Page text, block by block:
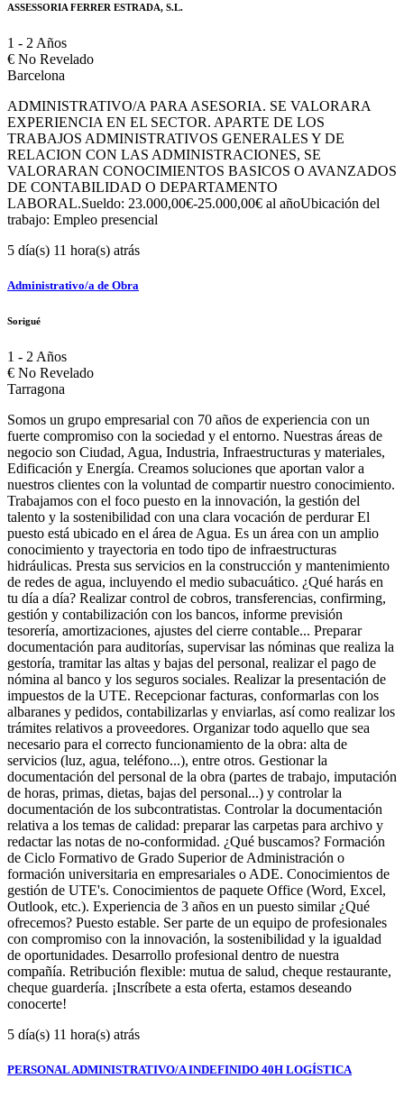
ASSESSORIA FERRER ESTRADA, S.L.
1 - 2 Años
€ No Revelado
Barcelona
ADMINISTRATIVO/A PARA ASESORIA. SE VALORARA
EXPERIENCIA EN EL SECTOR. APARTE DE LOS
TRABAJOS ADMINISTRATIVOS GENERALES Y DE
RELACION CON LAS ADMINISTRACIONES, SE
VALORARAN CONOCIMIENTOS BASICOS O AVANZADOS
DE CONTABILIDAD O DEPARTAMENTO
LABORAL.Sueldo: 23.000,00€-25.000,00€ al añoUbicación del
trabajo: Empleo presencial
5 día(s) 11 hora(s) atrás
Administrativo/a de Obra
Sorigué
1 - 2 Años
€ No Revelado
Tarragona
Somos un grupo empresarial con 70 años de experiencia con un
fuerte compromiso con la sociedad y el entorno. Nuestras áreas de
negocio son Ciudad, Agua, Industria, Infraestructuras y materiales,
Edificación y Energía. Creamos soluciones que aportan valor a
nuestros clientes con la voluntad de compartir nuestro conocimiento.
Trabajamos con el foco puesto en la innovación, la gestión del
talento y la sostenibilidad con una clara vocación de perdurar El
puesto está ubicado en el área de Agua. Es un área con un amplio
conocimiento y trayectoria en todo tipo de infraestructuras
hidráulicas. Presta sus servicios en la construcción y mantenimiento
de redes de agua, incluyendo el medio subacuático. ¿Qué harás en
tu día a día? Realizar control de cobros, transferencias, confirming,
gestión y contabilización con los bancos, informe previsión
tesorería, amortizaciones, ajustes del cierre contable... Preparar
documentación para auditorías, supervisar las nóminas que realiza la
gestoría, tramitar las altas y bajas del personal, realizar el pago de
nómina al banco y los seguros sociales. Realizar la presentación de
impuestos de la UTE. Recepcionar facturas, conformarlas con los
albaranes y pedidos, contabilizarlas y enviarlas, así como realizar los
trámites relativos a proveedores. Organizar todo aquello que sea
necesario para el correcto funcionamiento de la obra: alta de
servicios (luz, agua, teléfono...), entre otros. Gestionar la
documentación del personal de la obra (partes de trabajo, imputación
de horas, primas, dietas, bajas del personal...) y controlar la
documentación de los subcontratistas. Controlar la documentación
relativa a los temas de calidad: preparar las carpetas para archivo y
redactar las notas de no-conformidad. ¿Qué buscamos? Formación
de Ciclo Formativo de Grado Superior de Administración o
formación universitaria en empresariales o ADE. Conocimientos de
gestión de UTE's. Conocimientos de paquete Office (Word, Excel,
Outlook, etc.). Experiencia de 3 años en un puesto similar ¿Qué
ofrecemos? Puesto estable. Ser parte de un equipo de profesionales
con compromiso con la innovación, la sostenibilidad y la igualdad
de oportunidades. Desarrollo profesional dentro de nuestra
compañía. Retribución flexible: mutua de salud, cheque restaurante,
cheque guardería. ¡Inscríbete a esta oferta, estamos deseando
conocerte!
5 día(s) 11 hora(s) atrás
PERSONAL ADMINISTRATIVO/A INDEFINIDO 40H LOGÍSTICA